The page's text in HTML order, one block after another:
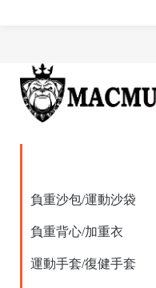
負重沙包/運動沙袋
負重背心/加重衣
運動手套/復健手套